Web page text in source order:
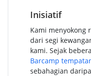
Inisiatif
Kami menyokong
dari segi
kami. Sejak
Barcamp
sebahagian